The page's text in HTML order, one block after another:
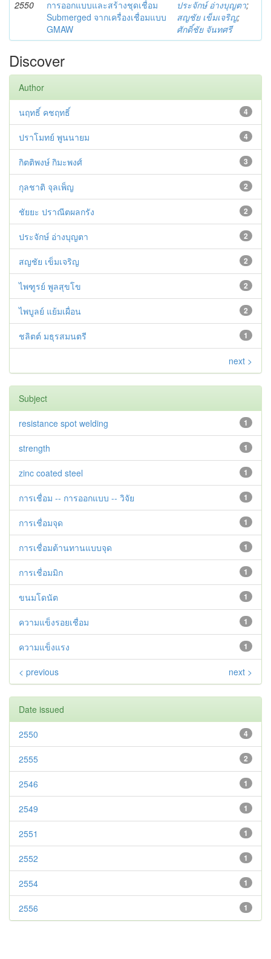
2550
การออกแบบและสร้างชุดเชื่อม
Submerged จากเครื่องเชื่อมแบบ
GMAW
ประจักษ์ อ่างบุญตา;
สญชัย เข็มเจริญ;
ศักดิ์ชัย จันทศรี
Discover
Author
4
นฤทธิ์ คชฤทธิ์
4
ปราโมทย์ พูนนายม
3
กิตติพงษ์ กิมะพงศ์
2
กุลชาติ จุลเพ็ญ
2
ชัยยะ ปราณีตผลกรัง
2
ประจักษ์ อ่างบุญตา
2
สญชัย เข็มเจริญ
2
ไพฑูรย์ พูลสุขโข
2
ไพบูลย์ แย้มเผื่อน
1
ชลิตต์ มธุรสมนตรี
next >
Subject
1
resistance spot welding
1
strength
1
zinc coated steel
1
การเชื่อม -- การออกแบบ -- วิจัย
1
การเชื่อมจุด
1
การเชื่อมต้านทานแบบจุด
1
การเชื่อมมิก
1
ขนมโดนัต
1
ความแข็งรอยเชื่อม
1
ความแข็งแรง
< previous next >
Date issued
4
2550
2
2555
1
2546
1
2549
1
2551
1
2552
1
2554
1
2556